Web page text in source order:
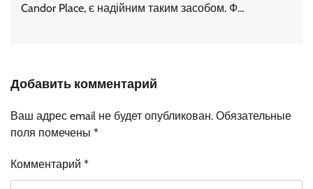
Candor Place, є надійним таким засобом. Ф…
Добавить комментарий
Ваш адрес email не будет опубликован. Обязательные
поля помечены *
Комментарий *